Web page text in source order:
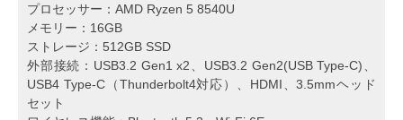
プロセッサー：AMD Ryzen 5 8540U
メモリー：16GB
ストレージ：512GB SSD
外部接続：USB3.2 Gen1 x2、USB3.2 Gen2(USB Type-C)、
USB4 Type-C（Thunderbolt4対応）、HDMI、3.5mmヘッド
セット